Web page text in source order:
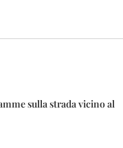
sulla strada vicino al